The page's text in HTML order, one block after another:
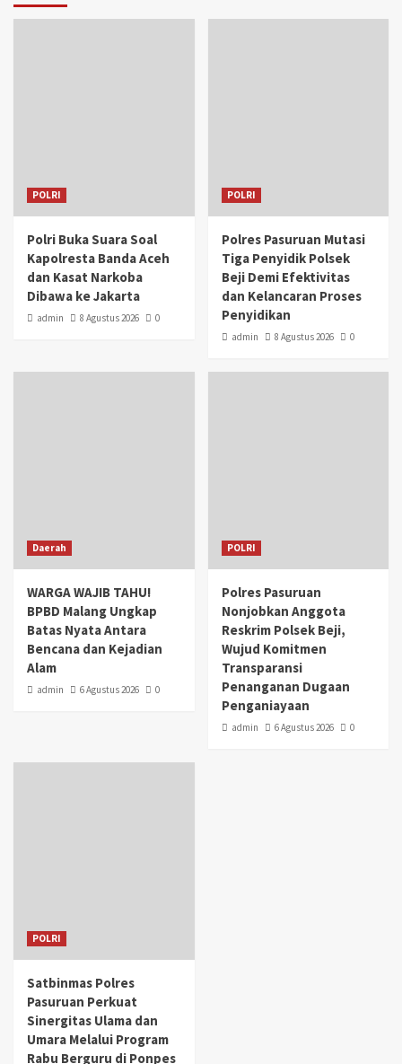
POLRI
Polri Buka Suara Soal
Kapolresta Banda Aceh
dan Kasat Narkoba
Dibawa ke Jakarta
admin 8 Agustus 2026 0
POLRI
Polres Pasuruan Mutasi
Tiga Penyidik Polsek
Beji Demi Efektivitas
dan Kelancaran Proses
Penyidikan
admin 8 Agustus 2026 0
Daerah
WARGA WAJIB TAHU!
BPBD Malang Ungkap
Batas Nyata Antara
Bencana dan Kejadian
Alam
admin 6 Agustus 2026 0
POLRI
Polres Pasuruan
Nonjobkan Anggota
Reskrim Polsek Beji,
Wujud Komitmen
Transparansi
Penanganan Dugaan
Penganiayaan
admin 6 Agustus 2026 0
POLRI
Satbinmas Polres
Pasuruan Perkuat
Sinergitas Ulama dan
Umara Melalui Program
Rabu Berguru di Ponpes